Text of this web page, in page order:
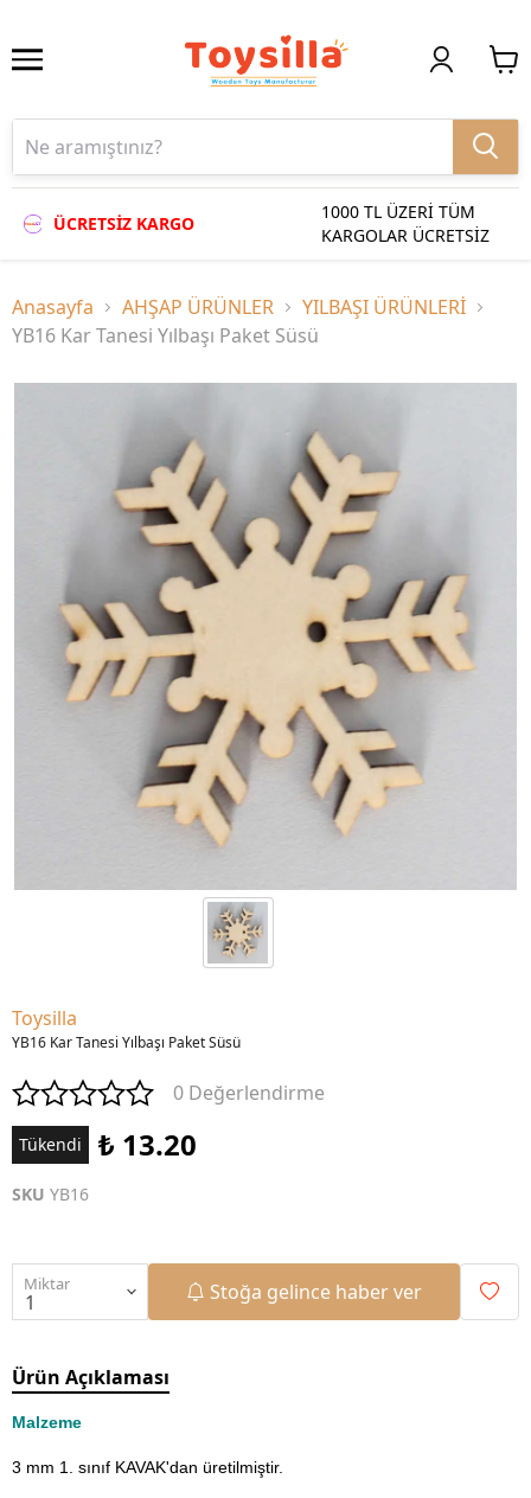
ÜCRETSİZ KARGO
1000 TL ÜZERİ TÜM
KARGOLAR ÜCRETSİZ
Anasayfa AHŞAP ÜRÜNLER
YILBAŞI ÜRÜNLERİ
YB16 Kar Tanesi Yılbaşı Paket Süsü
Toysilla
YB16 Kar Tanesi Yılbaşı Paket Süsü
0 Değerlendirme
Tükendi ₺ 13.20
SKU YB16
Miktar Stoğa gelince haber ver
Ürün Açıklaması
Malzeme
3 mm 1. sınıf KAVAK'dan üretilmiştir.